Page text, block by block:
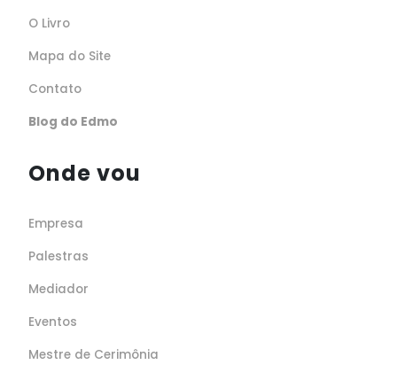
O Livro
Mapa do Site
Contato
Blog do Edmo
Onde vou
Empresa
Palestras
Mediador
Eventos
Mestre de Cerimônia